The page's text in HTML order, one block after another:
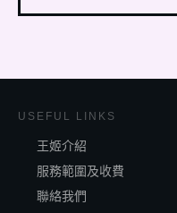
USEFUL LINKS
王姬介紹
服務範圍及收費
聯絡我們